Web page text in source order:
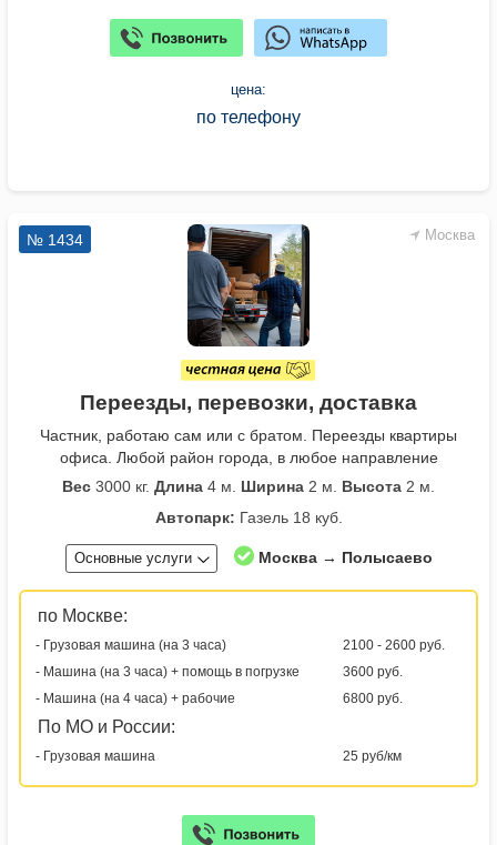
цена:
по телефону
Москва
№ 1434
Переезды, перевозки, доставка
Частник, работаю сам или с братом. Переезды квартиры
офиса. Любой район города, в любое направление
Вес 3000 кг. Длина 4 м. Ширина 2 м. Высота 2 м.
Автопарк: Газель 18 куб.
Основные услуги Москва → Полысаево
по Москве:
- Грузовая машина (на 3 часа)
2100 - 2600 руб.
- Машина (на 3 часа) + помощь в погрузке
3600 руб.
- Машина (на 4 часа) + рабочие
6800 руб.
По МО и России:
- Грузовая машина 25 руб/км